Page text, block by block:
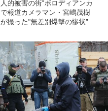
人的被害の街”ボロディアンカ
で報道カメラマン・宮嶋茂樹
が撮った"無差別爆撃の惨状”